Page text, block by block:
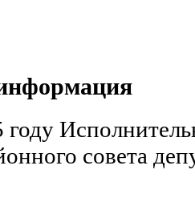
году
совета